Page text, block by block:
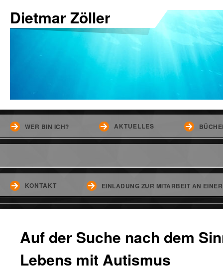
Dietmar Zöller
WER BIN ICH? AKTUELLES
KONTAKT EINLADUNG ZUR MITARBEIT AN
Auf der Suche nach dem
Lebens mit Autismus